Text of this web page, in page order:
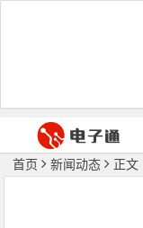
首页 新闻动态 正文